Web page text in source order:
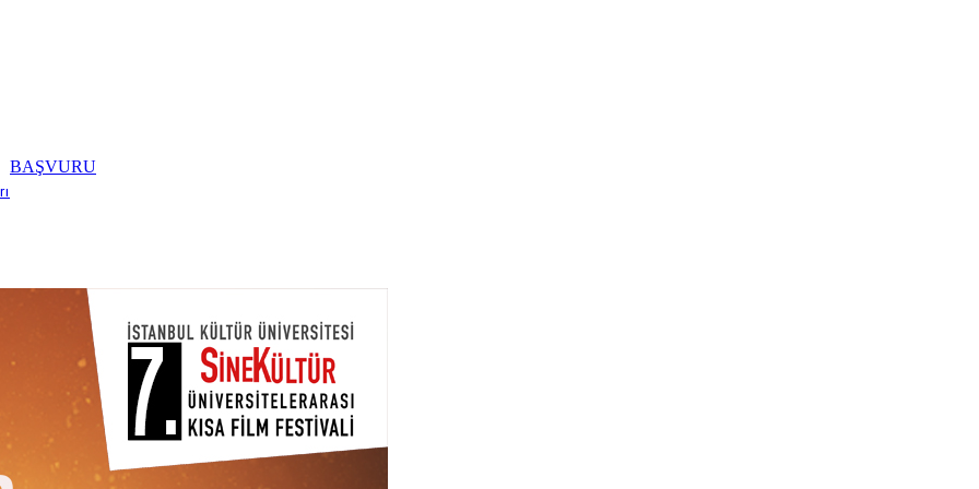
BAŞVURU